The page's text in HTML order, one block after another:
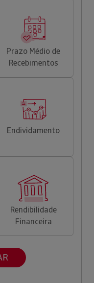
Prazo Médio de
Recebimentos
Endividamento
Rendibilidade
Financeira